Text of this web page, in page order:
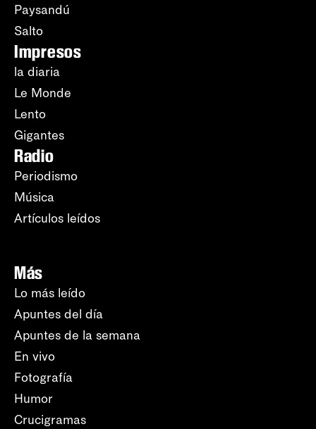
Paysandú
Salto
Impresos
la diaria
Le Monde
Lento
Gigantes
Radio
Periodismo
Música
Artículos leídos
Más
Lo más leído
Apuntes del día
Apuntes de la semana
En vivo
Fotografía
Humor
Crucigramas